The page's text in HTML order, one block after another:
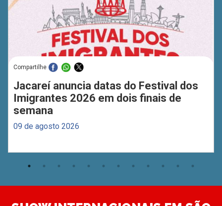
Compartilhe
Jacareí anuncia datas do Festival dos
Imigrantes 2026 em dois finais de
semana
09 de agosto 2026